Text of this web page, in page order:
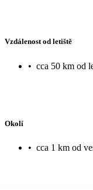
Vzdálenost od letiště
• cca 50 km od
Okolí
• cca 1 km od